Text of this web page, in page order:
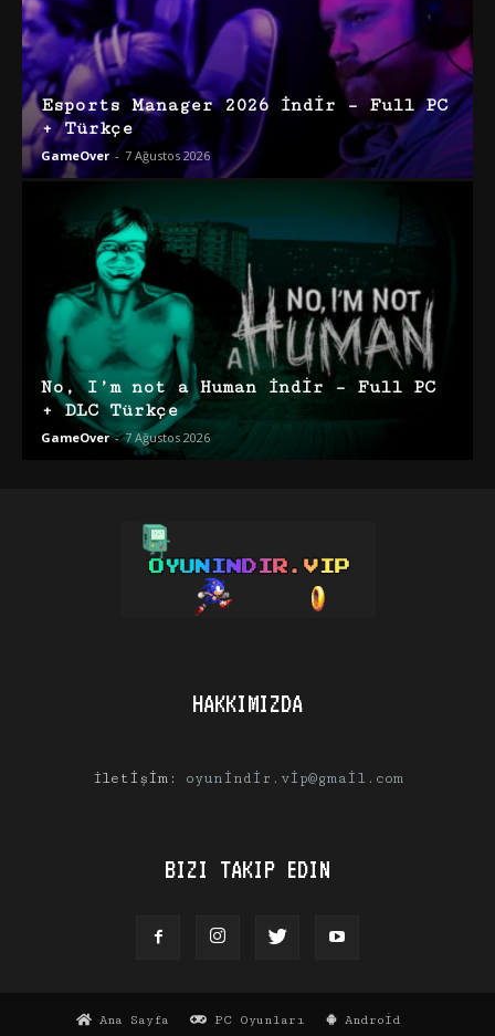
Esports Manager 2026 İndir – Full PC
+ Türkçe
GameOver - 7 Ağustos 2026
No, I’m not a Human İndir – Full PC
+ DLC Türkçe
GameOver - 7 Ağustos 2026
HAKKIMIZDA
İletişim: oyunindir.vip@gmail.com
BIZI TAKIP EDIN
Ana Sayfa PC Oyunları Android